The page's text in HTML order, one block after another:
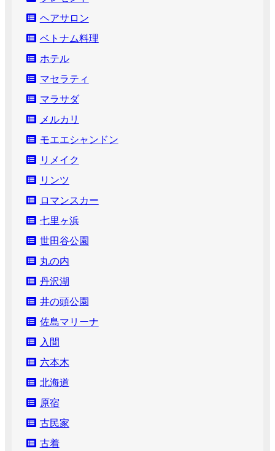
ヘアサロン
ベトナム料理
ホテル
マセラティ
マラサダ
メルカリ
モエエシャンドン
リメイク
リンツ
ロマンスカー
七里ヶ浜
世田谷公園
丸の内
丹沢湖
井の頭公園
佐島マリーナ
入間
六本木
北海道
原宿
古民家
古着